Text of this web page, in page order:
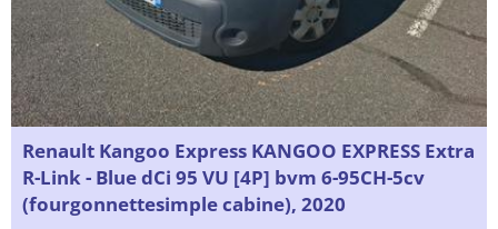
Renault Kangoo Express KANGOO EXPRESS Extra
R-Link - Blue dCi 95 VU [4P] bvm 6-95CH-5cv
(fourgonnettesimple cabine), 2020